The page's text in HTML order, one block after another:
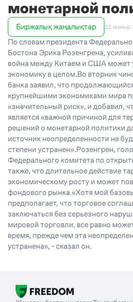
монетарной
Биржалық жаңалықтар 21 мамыр
По словам президента
Бостона Эрика Розенгрена,
война между Китаем и США может
экономику в целом.Во вторник
банка заявил, что
крупнейшими экономиками мира
«значительный риск», и добавил,
является «важной причиной для
решений о монетарной политики
источник неопределенности не
степени устранен».Розенгрен,
Федерального комитета по
также, что длительное действие
экономическому росту и может
фондового рынка.«Хотя мой
предполагает, что торговое
заключаться без серьезного
мировой торговли, все равно
время, прежде чем эта
устранена», - сказал он.